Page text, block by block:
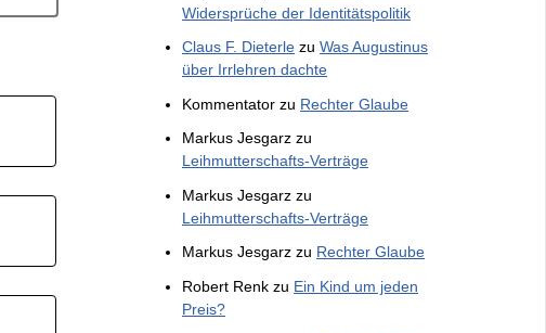
Widersprüche der Identitätspolitik
Claus F. Dieterle zu Was Augustinus
über Irrlehren dachte
Kommentator zu Rechter Glaube
Markus Jesgarz zu
Leihmutterschafts-Verträge
Markus Jesgarz zu
Leihmutterschafts-Verträge
Markus Jesgarz zu Rechter Glaube
Robert Renk zu Ein Kind um jeden
Preis?